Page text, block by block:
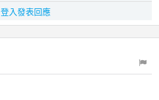
登入發表回應